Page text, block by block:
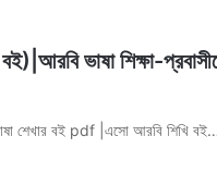
ভাষা শিক্ষা-
শেখার বই pdf |এসো আরবি শিখি বই…